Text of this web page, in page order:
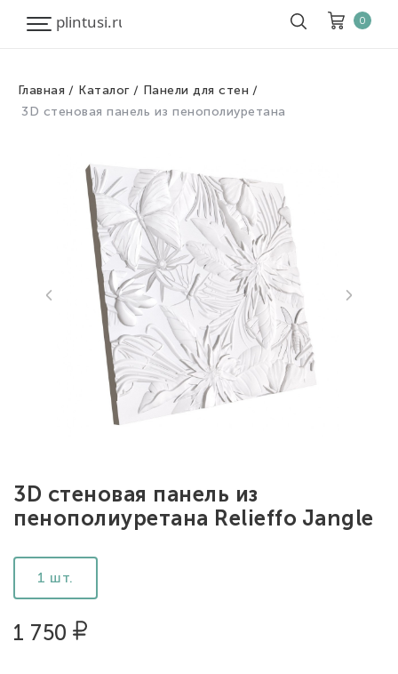
Корзина Очистить все
Товары
Скидка
Итого к оплате
0
Главная Каталог
Панели для стен
3D стеновая панель из пенополиуретана
3D стеновая панель из
пенополиуретана Relieffo Jangle
1 шт.
1 750